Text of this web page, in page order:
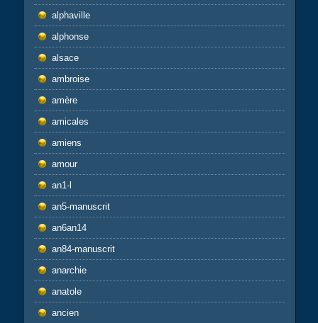
alphaville
alphonse
alsace
ambroise
amère
amicales
amiens
amour
an1-l
an5-manuscrit
an6an14
an84-manuscrit
anarchie
anatole
ancien